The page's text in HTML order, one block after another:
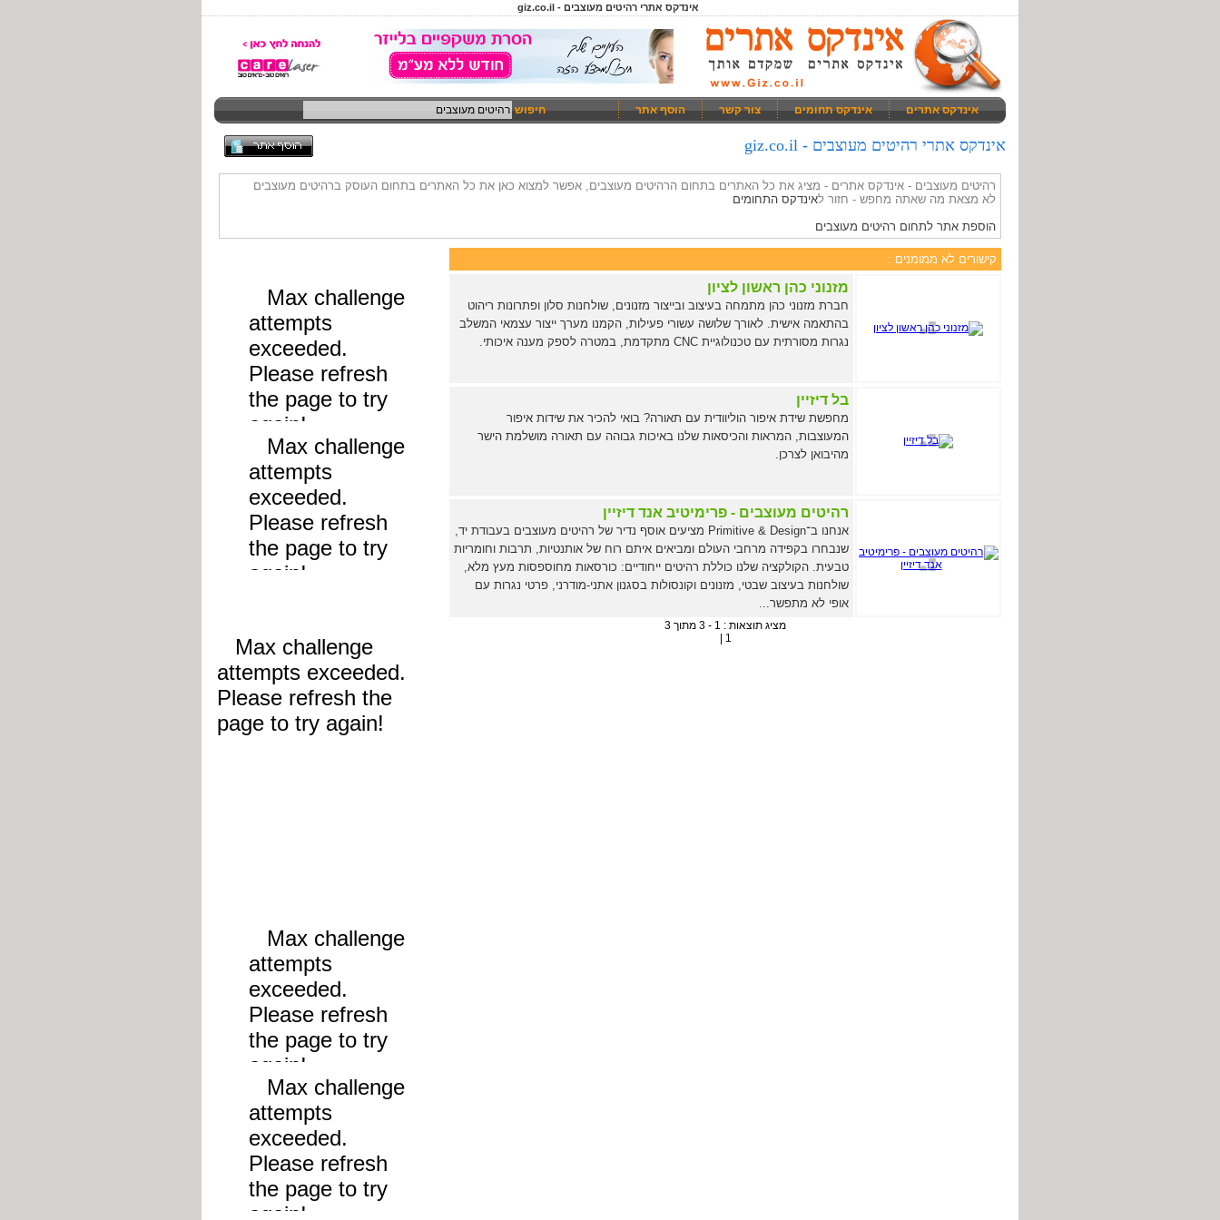
אינדקס אתרי רהיטים מעוצבים - giz.co.il
אינדקס אתרים אינדקס תחומים צור קשר הוסף אתר חיפוש
אינדקס אתרי רהיטים מעוצבים - giz.co.il
רהיטים מעוצבים - אינדקס אתרים - מציג את כל האתרים בתחום הרהיטים מעוצבים, אפשר למצוא כאן את כל האתרים בתחום העוסק ברהיטים מעוצבים
לא מצאת מה שאתה מחפש - חזור לאינדקס התחומים
הוספת אתר לתחום רהיטים מעוצבים
קישורים לא ממומנים :
מזנוני כהן ראשון לציון
חברת מזנוני כהן מתמחה בעיצוב ובייצור מזנונים, שולחנות סלון ופתרונות ריהוט
בהתאמה אישית. לאורך שלושה עשורי פעילות, הקמנו מערך ייצור עצמאי המשלב
נגרות מסורתית עם טכנולוגיית CNC מתקדמת, במטרה לספק מענה איכותי.
בל דיזיין
מחפשת שידת איפור הוליוודית עם תאורה? בואי להכיר את שידות איפור
המעוצבות, המראות והכיסאות שלנו באיכות גבוהה עם תאורה מושלמת הישר
מהיבואן לצרכן.
רהיטים מעוצבים - פרימיטיב אנד דיזיין
אנחנו ב־Primitive & Design מציעים אוסף נדיר של רהיטים מעוצבים בעבודת יד,
שנבחרו בקפידה מרחבי העולם ומביאים איתם רוח של אותנטיות, תרבות וחומריות
טבעית. הקולקציה שלנו כוללת רהיטים ייחודיים: כורסאות מחוספסות מעץ מלא,
שולחנות בעיצוב שבטי, מזנונים וקונסולות בסגנון אתני-מודרני, פרטי נגרות עם
אופי לא מתפשר...
מציג תוצאות : 1 - 3 מתוך 3
1 |